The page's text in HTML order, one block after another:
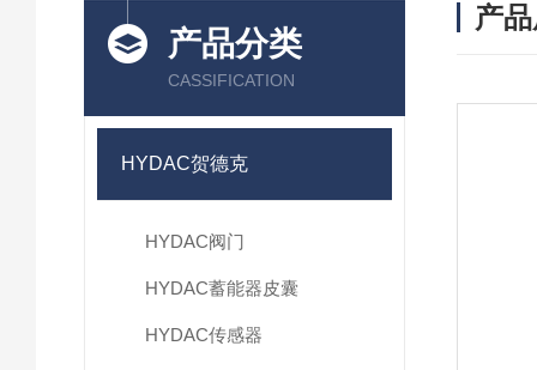
产品分类
CASSIFICATION
HYDAC贺德克
HYDAC阀门
HYDAC蓄能器皮囊
HYDAC传感器
产